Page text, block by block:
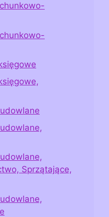
Sprzątające,